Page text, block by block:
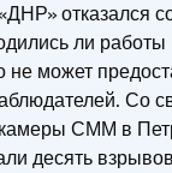
отказался
ли
не может
Со
СММ в
десять